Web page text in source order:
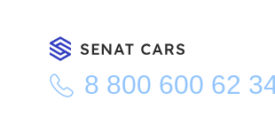
8 800 600 62
Главная Каталог/Kia Mohave Diesel 3.0 5-
Gravity 4WD